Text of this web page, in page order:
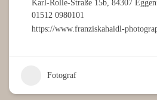
Karl-Rolle-Straße 15b, 84307
01512 0980101
https://www.franziskahaidl-
Fotograf